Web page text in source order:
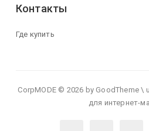
Контакты
Где купить
CorpMODE © 2026 by GoodTheme
для интернет-